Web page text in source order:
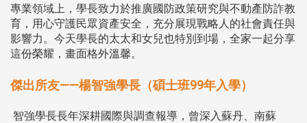
專業領域上，學長致力於推廣國防政策研究與不動產防詐教
育，用心守護民眾資產安全，充分展現戰略人的社會責任與
影響力。今天學長的太太和女兒也特別到場，全家一起分享
這份榮耀，畫面格外溫馨。
傑出所友——楊智強學長（碩士班99年入學）
智強學長長年深耕國際與調查報導，曾深入蘇丹、南蘇